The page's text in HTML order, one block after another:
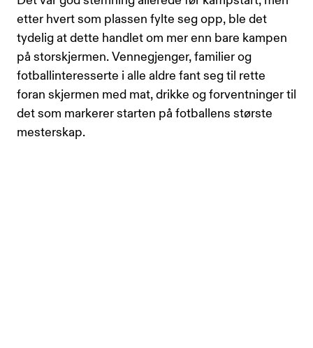
etter hvert som plassen fylte seg opp, ble det
tydelig at dette handlet om mer enn bare kampen
på storskjermen. Vennegjenger, familier og
fotballinteresserte i alle aldre fant seg til rette
foran skjermen med mat, drikke og forventninger til
det som markerer starten på fotballens største
mesterskap.